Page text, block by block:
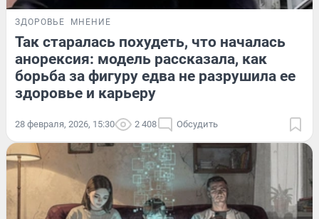
ЗДОРОВЬЕ МНЕНИЕ
Так старалась похудеть, что началась
анорексия: модель рассказала, как
борьба за фигуру едва не разрушила ее
здоровье и карьеру
28 февраля, 2026, 15:30 2 408 Обсудить